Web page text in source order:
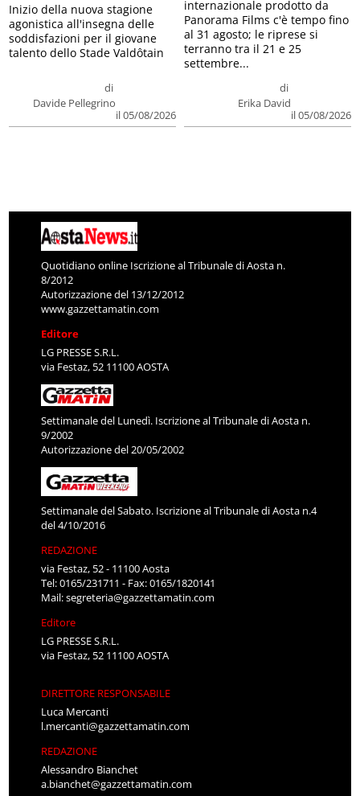
di
Davide Pellegrino
il 05/08/2026
Inizio della nuova stagione
agonistica all'insegna delle
soddisfazioni per il giovane
talento dello Stade Valdôtain
di
Erika David
il 05/08/2026
internazionale prodotto da
Panorama Films c'è tempo fino
al 31 agosto; le riprese si
terranno tra il 21 e 25
settembre...
Quotidiano online Iscrizione al Tribunale di Aosta n.
8/2012
Autorizzazione del 13/12/2012
www.gazzettamatin.com
Editore
LG PRESSE S.R.L.
via Festaz, 52 11100 AOSTA
Settimanale del Lunedì. Iscrizione al Tribunale di Aosta n.
9/2002
Autorizzazione del 20/05/2002
Settimanale del Sabato. Iscrizione al Tribunale di Aosta n.4
del 4/10/2016
REDAZIONE
via Festaz, 52 - 11100 Aosta
Tel: 0165/231711 - Fax: 0165/1820141
Mail:segreteria@gazzettamatin.com
Editore
LG PRESSE S.R.L.
via Festaz, 52 11100 AOSTA
DIRETTORE RESPONSABILE
Luca Mercanti
l.mercanti@gazzettamatin.com
REDAZIONE
Alessandro Bianchet
a.bianchet@gazzettamatin.com